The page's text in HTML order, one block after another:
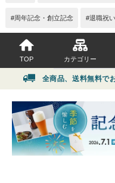
周年記念・創立記念 退職祝い
TOP カテゴリー
イベント・
贈る相手か
価格から選ぶ
よ
全商品、送料無料でお届け